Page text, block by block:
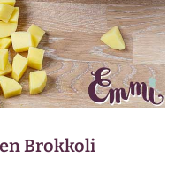
Brokkoli